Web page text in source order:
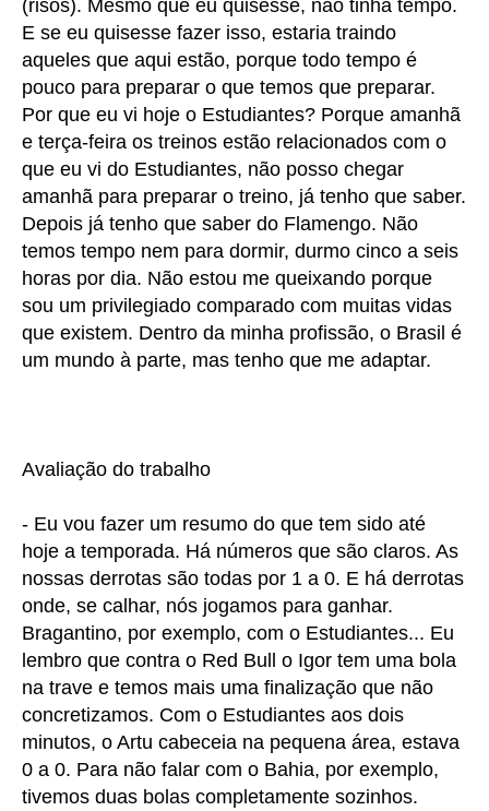
(risos). Mesmo que eu quisesse, não tinha tempo.
E se eu quisesse fazer isso, estaria traindo
aqueles que aqui estão, porque todo tempo é
pouco para preparar o que temos que preparar.
Por que eu vi hoje o Estudiantes? Porque amanhã
e terça-feira os treinos estão relacionados com o
que eu vi do Estudiantes, não posso chegar
amanhã para preparar o treino, já tenho que saber.
Depois já tenho que saber do Flamengo. Não
temos tempo nem para dormir, durmo cinco a seis
horas por dia. Não estou me queixando porque
sou um privilegiado comparado com muitas vidas
que existem. Dentro da minha profissão, o Brasil é
um mundo à parte, mas tenho que me adaptar.
Avaliação do trabalho
- Eu vou fazer um resumo do que tem sido até
hoje a temporada. Há números que são claros. As
nossas derrotas são todas por 1 a 0. E há derrotas
onde, se calhar, nós jogamos para ganhar.
Bragantino, por exemplo, com o Estudiantes... Eu
lembro que contra o Red Bull o Igor tem uma bola
na trave e temos mais uma finalização que não
concretizamos. Com o Estudiantes aos dois
minutos, o Artu cabeceia na pequena área, estava
0 a 0. Para não falar com o Bahia, por exemplo,
tivemos duas bolas completamente sozinhos.